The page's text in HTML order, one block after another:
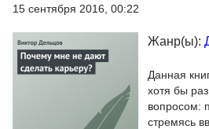
15 сентября 2016, 00:22
Жанр(ы):
Данная
хотя бы
вопросом:
стремясь